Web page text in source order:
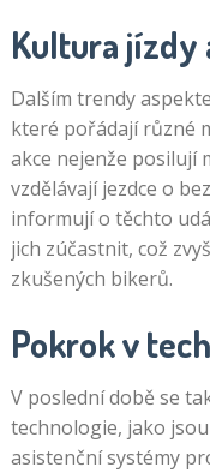
Kultura jízdy
Dalším trendy
které pořádají různé
akce nejenže posilují
vzdělávají jezdce o
informují o těchto
jich zúčastnit, což
zkušených bikerů.
Pokrok v
V poslední době se
technologie, jako
asistenční systémy